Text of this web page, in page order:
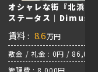
オシャレな街『北浜』
ステータス｜Dimus
賃料 : 8.6万円
敷金 / 礼金 : 0円 /
管理費 : 8,000円